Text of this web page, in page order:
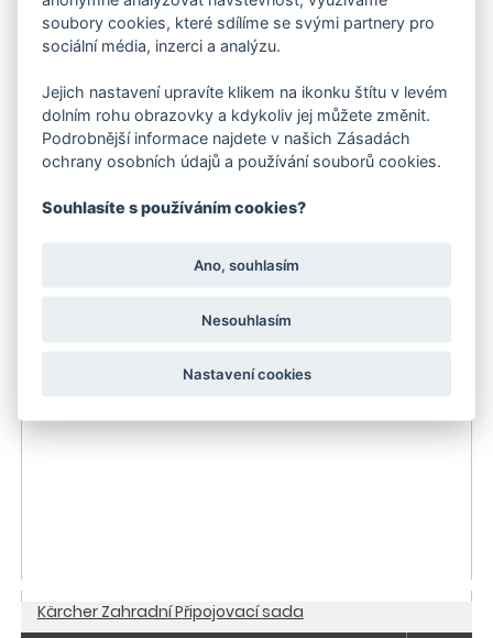
m)
Kärcher Zahradní Připojovací sada
soubory cookies, které sdílíme se svými partnery pro
sociální média, inzerci a analýzu.
Jejich nastavení upravíte klikem na ikonku štítu v levém
dolním rohu obrazovky a kdykoliv jej můžete změnit.
Podrobnější informace najdete v našich Zásadách
ochrany osobních údajů a používání souborů cookies.
Souhlasíte s používáním cookies?
Ano, souhlasím
Nesouhlasím
Nastavení cookies